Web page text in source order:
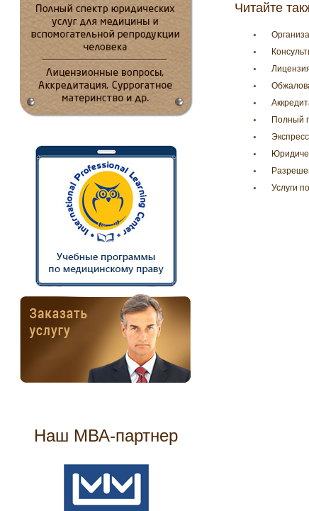
Наш МВА-партнер
Читайте
Полный
Услуги